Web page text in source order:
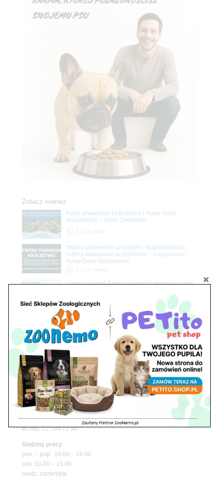
Zobacz również
Ryby akwariowe Legionowo i Nowy Dwór
Mazowiecki – Sklep ZooNemo
Stwórz podwodne arcydzieło: Najpiękniejsze
rośliny akwariowe w ZooNemo – Legionowo i
Nowy Dwór Mazowiecki
Promocje
Upały wracają! Zadbaj o komfort swojego pupila
Z Życia Sklepu
Petito Pet Shop – Internetowy Sklep Zoologiczny
Online! Wszystko Dla Twojego Pupila | ZooNemo
Znajdź nas
Adres
05-120 Legionowo
ul. Piłsudskiego 31,
pawilon 134
tel./fax. 22 784 71 96
Godziny pracy
pon. – piąt. 10.00 – 19.00
sob. 10.00 – 15.00
niedz. zamknięte